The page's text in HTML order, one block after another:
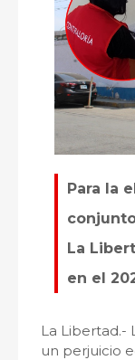
Para la
La
en el
La Libertad.-
un perjuicio